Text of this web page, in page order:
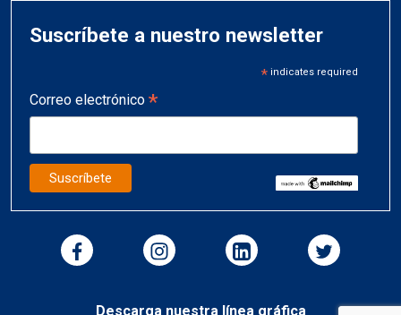
Suscríbete a nuestro newsletter
*indicates required
Correo electrónico *
Descarga nuestra línea gráfica